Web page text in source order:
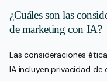
¿Cuáles son las
de marketing con IA?
Las consideraciones
IA incluyen privacidad